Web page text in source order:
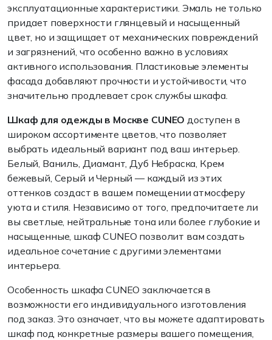
эксплуатационные характеристики. Эмаль не только
придает поверхности глянцевый и насыщенный
цвет, но и защищает от механических повреждений
и загрязнений, что особенно важно в условиях
активного использования. Пластиковые элементы
фасада добавляют прочности и устойчивости, что
значительно продлевает срок службы шкафа.
Шкаф для одежды в Москве CUNEO доступен в
широком ассортименте цветов, что позволяет
выбрать идеальный вариант под ваш интерьер.
Белый, Ваниль, Диамант, Дуб Небраска, Крем
бежевый, Серый и Черный — каждый из этих
оттенков создаст в вашем помещении атмосферу
уюта и стиля. Независимо от того, предпочитаете ли
вы светлые, нейтральные тона или более глубокие и
насыщенные, шкаф CUNEO позволит вам создать
идеальное сочетание с другими элементами
интерьера.
Особенность шкафа CUNEO заключается в
возможности его индивидуального изготовления
под заказ. Это означает, что вы можете адаптировать
шкаф под конкретные размеры вашего помещения,